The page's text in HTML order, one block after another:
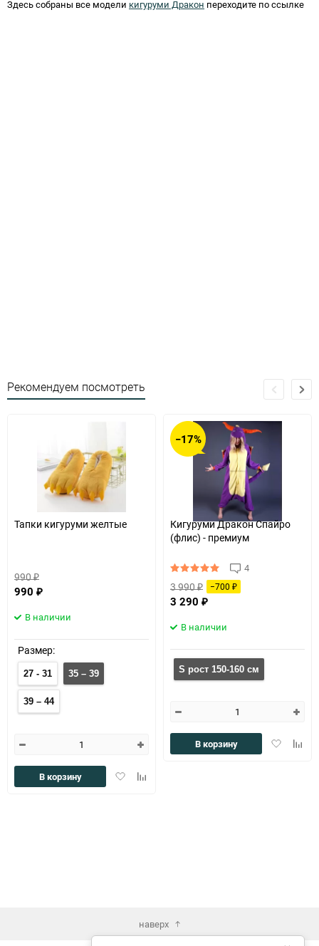
Здесь собраны все модели кигуруми Дракон переходите по ссылке
Рекомендуем посмотреть
Тапки кигуруми желтые
990₽
990 ₽
В наличии
Размер:
27 - 31 35 – 39
39 – 44
ДобавитьДобавить
В корзину
−17%
Кигуруми Дракон Спайро
(флис) - премиум
4
3 990₽ −700 ₽
3 290 ₽
В наличии
S рост 150-160 см
Добавить
В корзину
наверх